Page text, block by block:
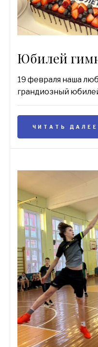
Юбилей
19 февраля наша
грандиозный
ЧИТАТЬ ДАЛЕЕ